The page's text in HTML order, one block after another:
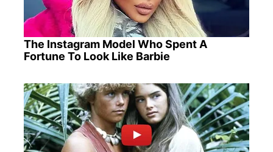
The Instagram Model Who Spent A
Fortune To Look Like Barbie